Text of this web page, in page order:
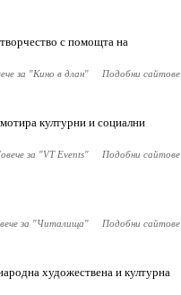
с помощта на
за "Кино в длан" Подобни сайтове
културни и социални
за "VT Events" Подобни сайтове
за "Читалища" Подобни сайтове
художествена и културна